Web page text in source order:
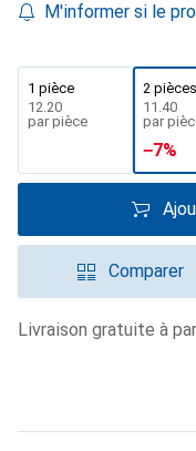
M'informer si le
1 pièce
CHF
12.20
par pièce
2 pièces
CHF
11.40
par
−7%
Comparer
Livraison gratuite à